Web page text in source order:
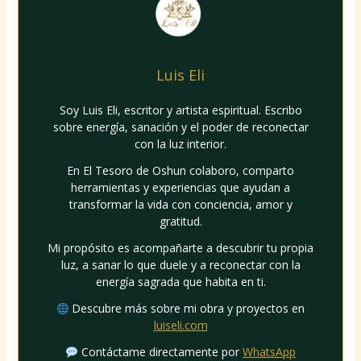
Luis Eli
Soy Luis Eli, escritor y artista espiritual. Escribo
sobre energía, sanación y el poder de reconectar
con la luz interior.
En El Tesoro de Oshun colaboro, comparto
herramientas y experiencias que ayudan a
transformar la vida con conciencia, amor y
gratitud.
Mi propósito es acompañarte a descubrir tu propia
luz, a sanar lo que duele y a reconectar con la
energía sagrada que habita en ti.
Descubre más sobre mi obra y proyectos en
luiseli.com
Contáctame directamente por WhatsApp